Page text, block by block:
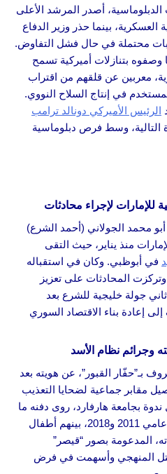
أصدر المرشد الأعلى
العسكرية، بينما حذر وزير الدفاع
محتملة في حال فشل التفاوض.
وصفوه بتنازلات أميركية تسمح
معربين عن قلقهم من اقتراب
في إنتاج السلاح النووي.
الرئيس الأميركي دونالد ترامب
التالية، وسط فرص دبلوماسية
لإجراء محادثات
محمد الجولاني (أحمد الشرع)
منذ يناير، حيث التقى
في أبوظبي. وكان في استقباله
وتركزت المحادثات على تعزيز
ثاني جولة خليجية للشرع بعد
إعادة بناء الاقتصاد السوري
وجرائم نظام الأسد
بـ”حفّار القبور”، عن هويته بعد
مقابر جماعية لضحايا التعذيب
بجامعة هارفارد، روى دفنه ما
يصل إلى 600 جثة أسبوعياً بين عامي 2011 و2018، بينهم أطفال
المدعومة بصور “قيصر”
المنهجي وأسهمت في فرض